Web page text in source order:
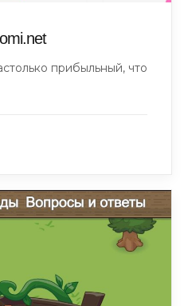
прибыльный, что